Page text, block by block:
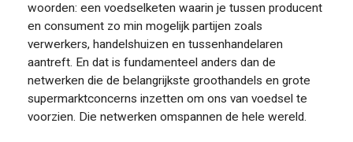
woorden: een voedselketen waarin je tussen producent
en consument zo min mogelijk partijen zoals
verwerkers, handelshuizen en tussenhandelaren
aantreft. En dat is fundamenteel anders dan de
netwerken die de belangrijkste groothandels en grote
supermarktconcerns inzetten om ons van voedsel te
voorzien. Die netwerken omspannen de hele wereld.